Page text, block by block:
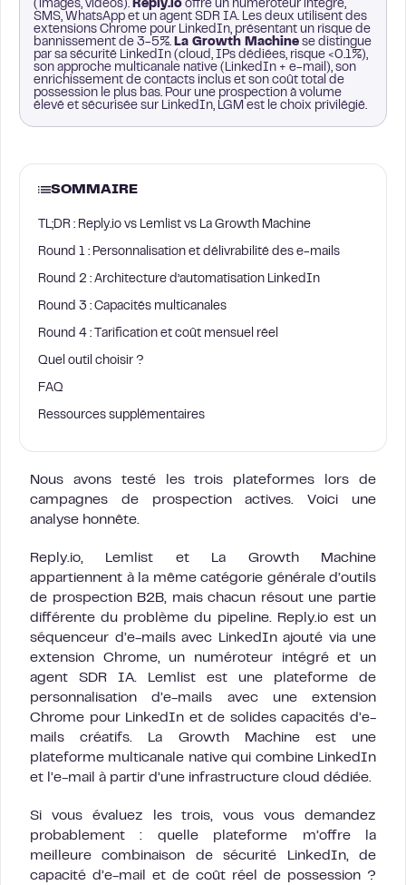
(images, vidéos). Reply.io offre un numéroteur intégré,
SMS, WhatsApp et un agent SDR IA. Les deux utilisent des
extensions Chrome pour LinkedIn, présentant un risque de
bannissement de 3-5%. La Growth Machine se distingue
par sa sécurité LinkedIn (cloud, IPs dédiées, risque <0.1%),
son approche multicanale native (LinkedIn + e-mail), son
enrichissement de contacts inclus et son coût total de
possession le plus bas. Pour une prospection à volume
élevé et sécurisée sur LinkedIn, LGM est le choix privilégié.
SOMMAIRE
TL;DR : Reply.io vs Lemlist vs La Growth Machine
Round 1 : Personnalisation et délivrabilité des e-mails
Round 2 : Architecture d’automatisation LinkedIn
Round 3 : Capacités multicanales
Round 4 : Tarification et coût mensuel réel
Quel outil choisir ?
FAQ
Ressources supplémentaires
Nous avons testé les trois plateformes lors de
campagnes de prospection actives. Voici une
analyse honnête.
Reply.io, Lemlist et La Growth Machine
appartiennent à la même catégorie générale d’outils
de prospection B2B, mais chacun résout une partie
différente du problème du pipeline. Reply.io est un
séquenceur d’e-mails avec LinkedIn ajouté via une
extension Chrome, un numéroteur intégré et un
agent SDR IA. Lemlist est une plateforme de
personnalisation d’e-mails avec une extension
Chrome pour LinkedIn et de solides capacités d’e-
mails créatifs. La Growth Machine est une
plateforme multicanale native qui combine LinkedIn
et l’e-mail à partir d’une infrastructure cloud dédiée.
Si vous évaluez les trois, vous vous demandez
probablement : quelle plateforme m’offre la
meilleure combinaison de sécurité LinkedIn, de
capacité d’e-mail et de coût réel de possession ?